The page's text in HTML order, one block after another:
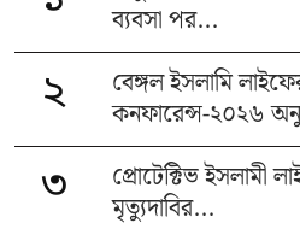
ব্যবসা পর...
২
বেঙ্গল ইসলামি
কনফারেন্স-২০২৬
৩
প্রোটেক্টিভ ইসলামী
মৃত্যুদাবির...